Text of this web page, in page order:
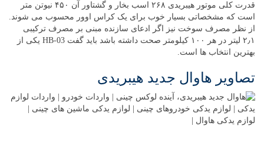
قدرت کلی موتور هیبریدی ۲۶۸ اسب بخار و گشتاور آن ۴۵۰ نیوتن متر
است که مشخصاتی بسیار خوب برای یک کراس اوور محسوب می شوند.
از نظر مصرف سوخت نیز اگر ادعای سازنده مبنی بر مصرف ترکیبی
۲٫۱ لیتر در هر ۱۰۰ کیلومتر صحت داشته باشد باید گفت HB-03 یکی از
بهترین انتخاب ها است.
تصاویر هاوال جدید هیبریدی